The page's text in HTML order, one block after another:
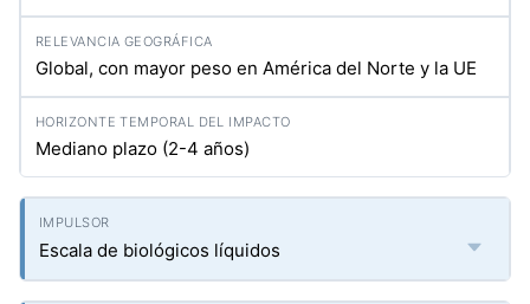
Global, con mayor peso en América del Norte y la UE
Mediano plazo (2-4 años)
Escala de biológicos líquidos